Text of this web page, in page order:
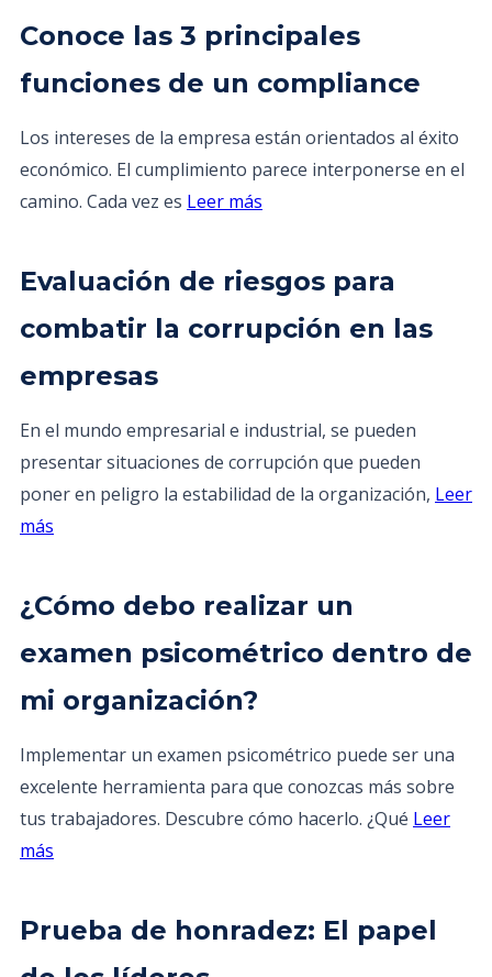
Conoce las 3 principales
funciones de un compliance
Los intereses de la empresa están orientados al éxito
económico. El cumplimiento parece interponerse en el
camino. Cada vez es Leer más
Evaluación de riesgos para
combatir la corrupción en las
empresas
En el mundo empresarial e industrial, se pueden
presentar situaciones de corrupción que pueden
poner en peligro la estabilidad de la organización, Leer
más
¿Cómo debo realizar un
examen psicométrico dentro de
mi organización?
Implementar un examen psicométrico puede ser una
excelente herramienta para que conozcas más sobre
tus trabajadores. Descubre cómo hacerlo. ¿Qué Leer
más
Prueba de honradez: El papel